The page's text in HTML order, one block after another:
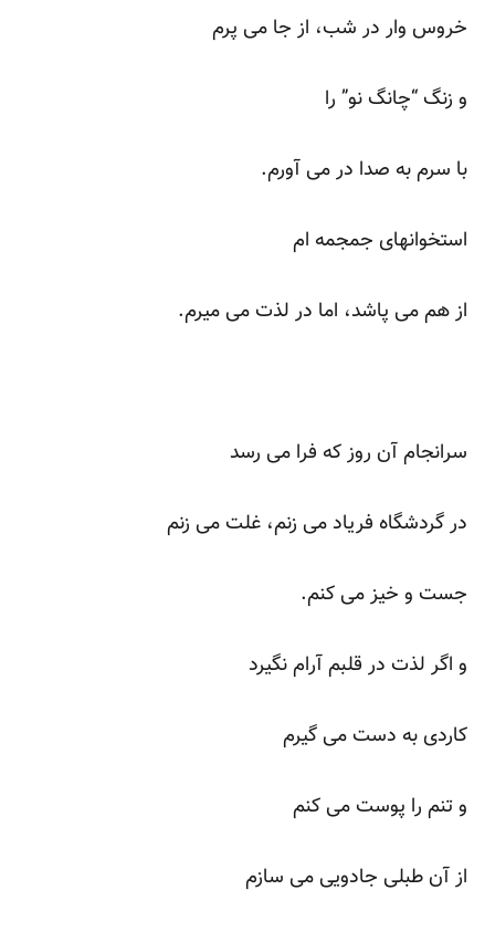
خروس وار در شب، از جا می پرم
و زنگ “چانگ نو” را
با سرم به صدا در می آورم.
استخوانهای جمجمه ام
از هم می پاشد، اما در لذت می میرم.
سرانجام آن روز که فرا می رسد
در گردشگاه فریاد می زنم، غلت می زنم
جست و خیز می کنم.
و اگر لذت در قلبم آرام نگیرد
کاردی به دست می گیرم
و تنم را پوست می کنم
از آن طبلی جادویی می سازم